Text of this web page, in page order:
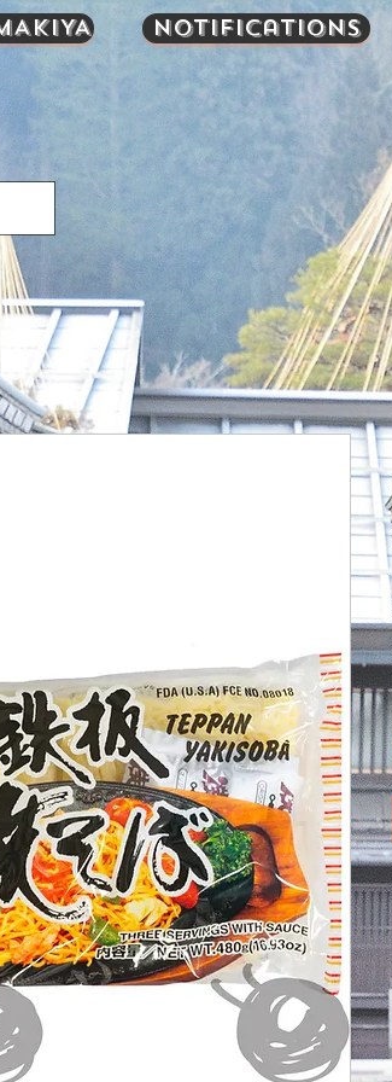
Notifications